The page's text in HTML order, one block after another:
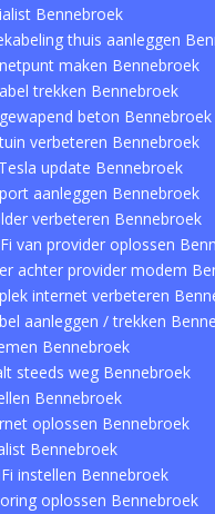
Bennebroek
thuis aanleggen
maken Bennebroek
trekken Bennebroek
beton Bennebroek
verbeteren Bennebroek
update Bennebroek
aanleggen Bennebroek
verbeteren Bennebroek
van provider oplossen
achter provider modem
internet verbeteren
aanleggen / trekken
Bennebroek
steeds weg Bennebroek
Bennebroek
oplossen Bennebroek
Bennebroek
instellen Bennebroek
oplossen Bennebroek